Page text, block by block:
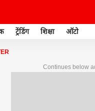
ट्रेंडिंग शिक्षा ऑटो
Continues below